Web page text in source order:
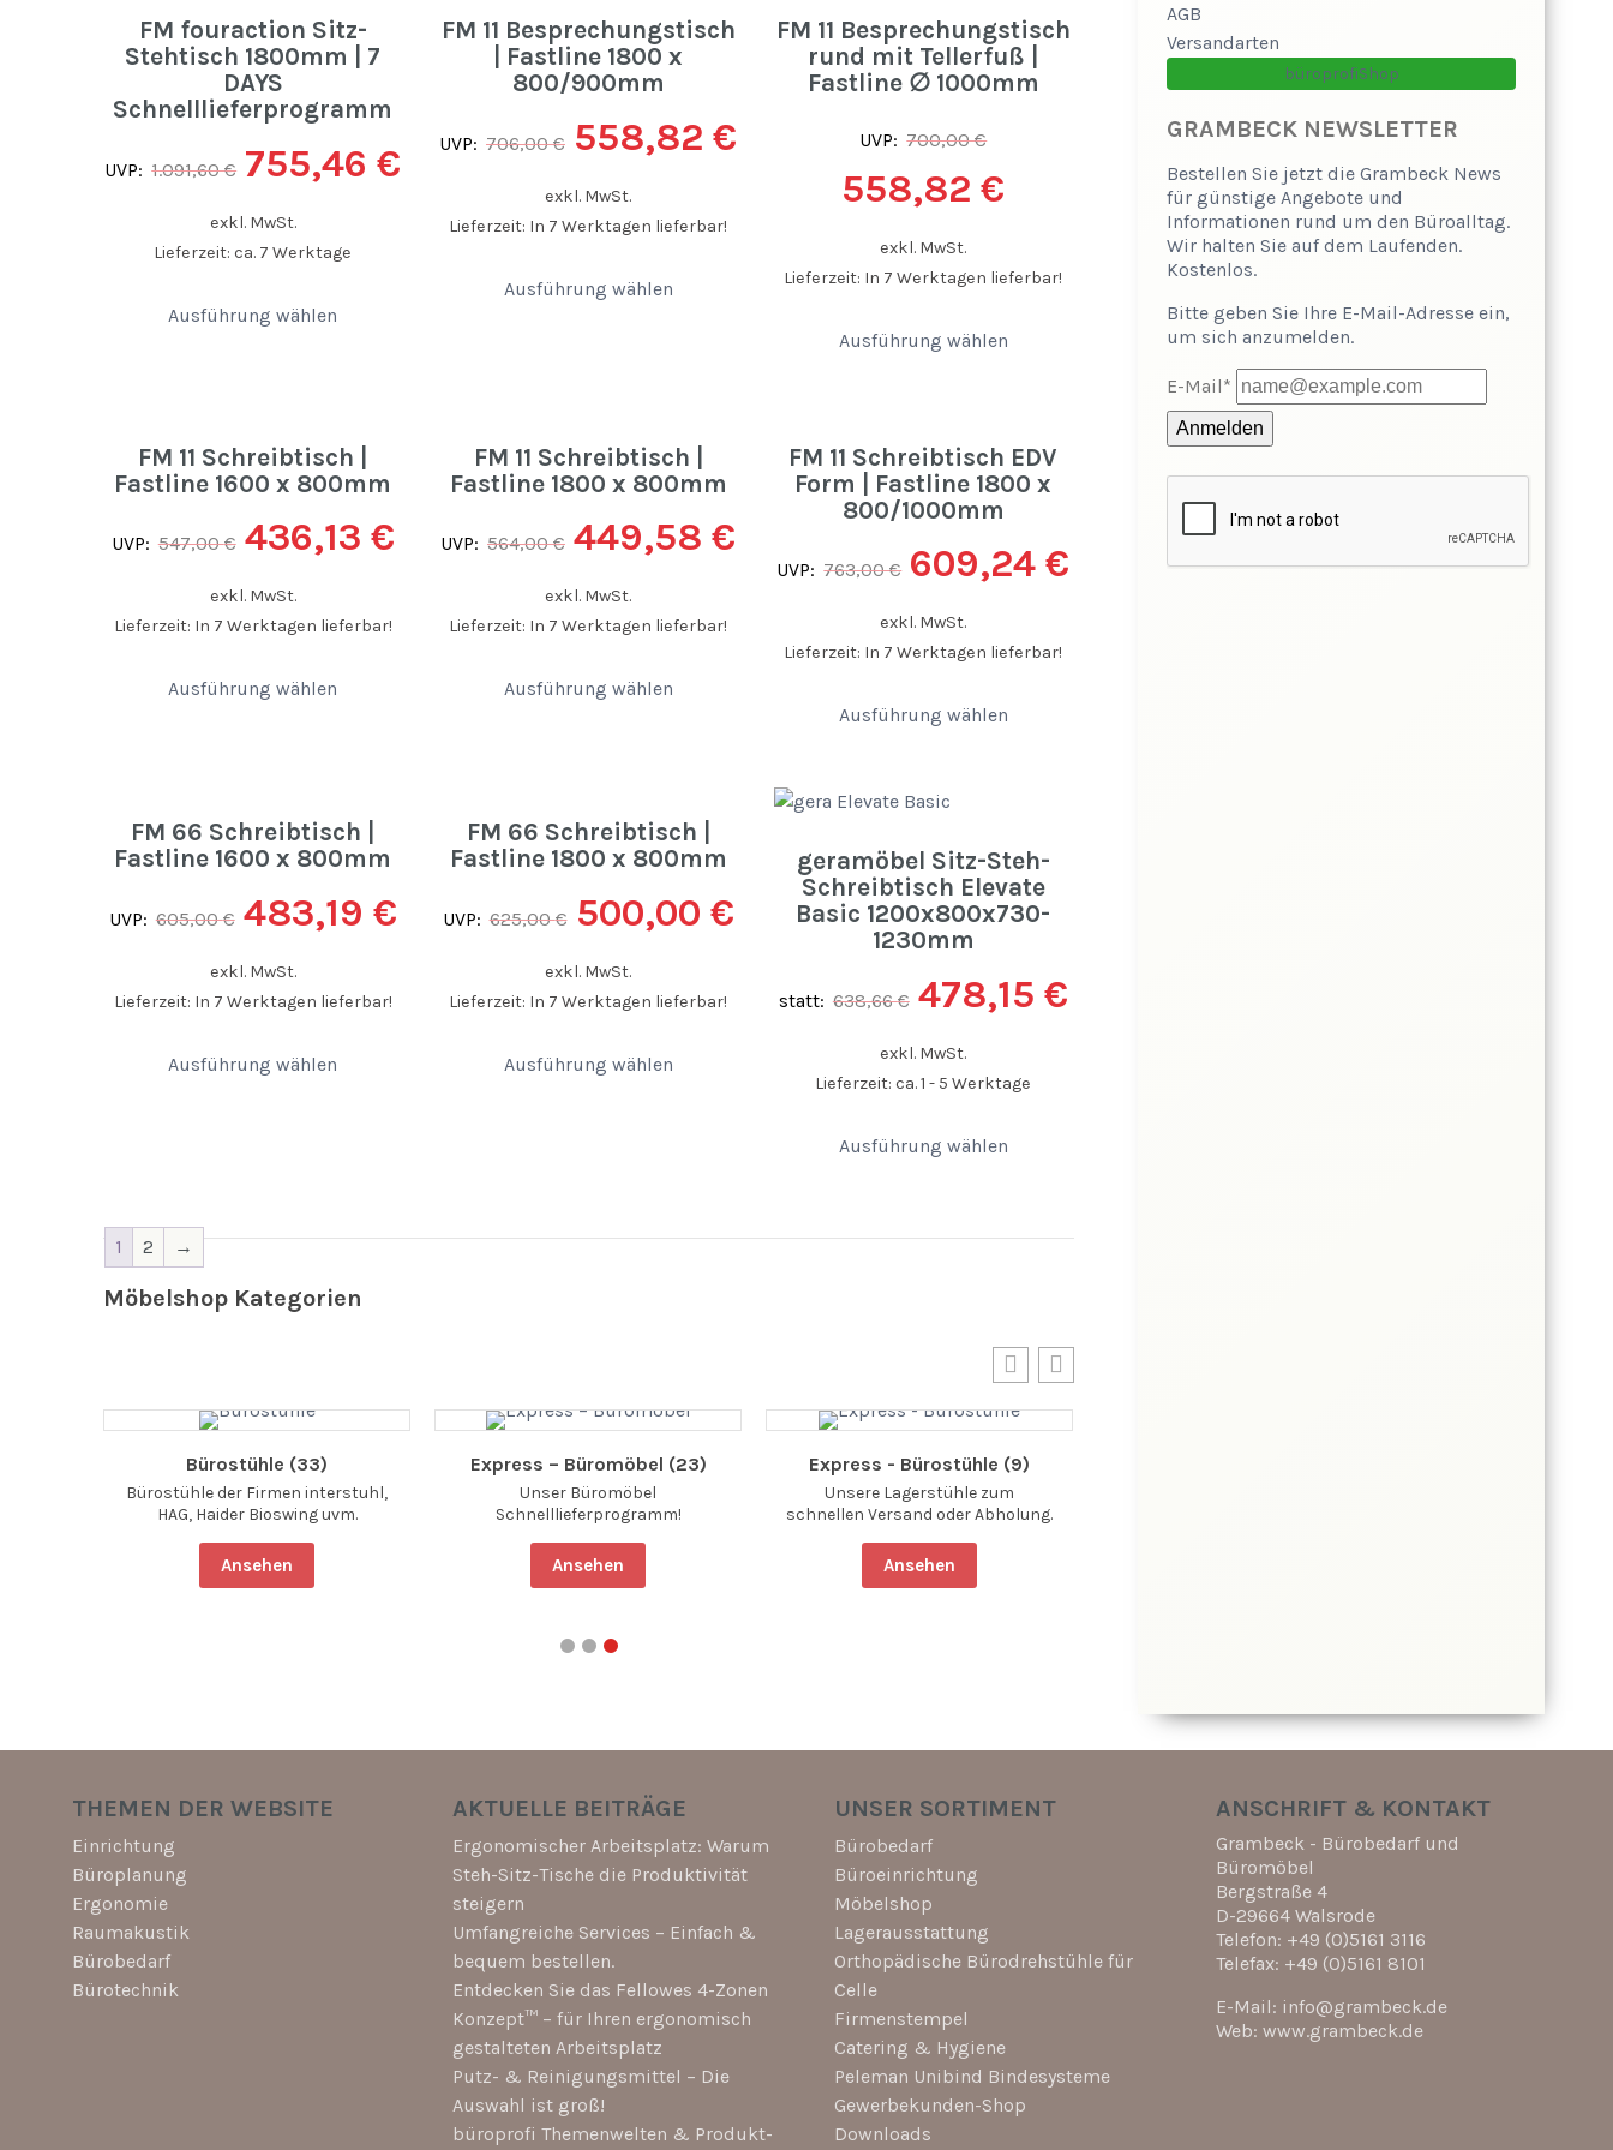
FM fouraction Sitz-
Stehtisch 1800mm | 7
DAYS
Schnelllieferprogramm
UVP: 1.091,60€ 755,46€
exkl. MwSt.
Lieferzeit: ca. 7 Werktage
Ausführung wählen
FM 11 Besprechungstisch
| Fastline 1800 x
800/900mm
UVP: 706,00€ 558,82 €
exkl. MwSt.
Lieferzeit: In 7 Werktagen lieferbar!
Ausführung wählen
FM 11 Besprechungstisch
rund mit Tellerfuß |
Fastline ∅ 1000mm
UVP: 700,00€
558,82€
exkl. MwSt.
Lieferzeit: In 7 Werktagen lieferbar!
Ausführung wählen
FM 11 Schreibtisch |
Fastline 1600 x 800mm
UVP: 547,00€ 436,13 €
exkl. MwSt.
Lieferzeit: In 7 Werktagen lieferbar!
Ausführung wählen
FM 11 Schreibtisch |
Fastline 1800 x 800mm
UVP: 564,00€ 449,58 €
exkl. MwSt.
Lieferzeit: In 7 Werktagen lieferbar!
Ausführung wählen
FM 11 Schreibtisch EDV
Form | Fastline 1800 x
800/1000mm
UVP: 763,00€ 609,24€
exkl. MwSt.
Lieferzeit: In 7 Werktagen lieferbar!
Ausführung wählen
FM 66 Schreibtisch |
Fastline 1600 x 800mm
UVP: 605,00€ 483,19 €
exkl. MwSt.
Lieferzeit: In 7 Werktagen lieferbar!
Ausführung wählen
FM 66 Schreibtisch |
Fastline 1800 x 800mm
UVP: 625,00€ 500,00 €
exkl. MwSt.
Lieferzeit: In 7 Werktagen lieferbar!
Ausführung wählen
geramöbel Sitz-Steh-
Schreibtisch Elevate
Basic 1200x800x730-
1230mm
statt: 638,66€ 478,15 €
exkl. MwSt.
Lieferzeit: ca. 1 - 5 Werktage
Ausführung wählen
1 2 →
Möbelshop Kategorien
Bürostühle (33)
Bürostühle der Firmen interstuhl,
HAG, Haider Bioswing uvm.
Ansehen
Express – Büromöbel (23)
Unser Büromöbel
Schnelllieferprogramm!
Ansehen
Express - Bürostühle (9)
Unsere Lagerstühle zum
schnellen Versand oder Abholung.
Ansehen
AGB
Versandarten
büroprofiShop
GRAMBECK NEWSLETTER
Bestellen Sie jetzt die Grambeck News
für günstige Angebote und
Informationen rund um den Büroalltag.
Wir halten Sie auf dem Laufenden.
Kostenlos.
Bitte geben Sie Ihre E-Mail-Adresse ein,
um sich anzumelden.
E-Mail*
Anmelden
THEMEN DER WEBSITE
Einrichtung
Büroplanung
Ergonomie
Raumakustik
Bürobedarf
Bürotechnik
AKTUELLE BEITRÄGE
Ergonomischer Arbeitsplatz: Warum
Steh-Sitz-Tische die Produktivität
steigern
Umfangreiche Services – Einfach &
bequem bestellen.
Entdecken Sie das Fellowes 4-Zonen
Konzept™ – für Ihren ergonomisch
gestalteten Arbeitsplatz
Putz- & Reinigungsmittel – Die
Auswahl ist groß!
büroprofi Themenwelten & Produkt-
UNSER SORTIMENT
Bürobedarf
Büroeinrichtung
Möbelshop
Lagerausstattung
Orthopädische Bürodrehstühle für
Celle
Firmenstempel
Catering & Hygiene
Peleman Unibind Bindesysteme
Gewerbekunden-Shop
Downloads
ANSCHRIFT & KONTAKT
Grambeck - Bürobedarf und
Büromöbel
Bergstraße 4
D-29664 Walsrode
Telefon: +49 (0)5161 3116
Telefax: +49 (0)5161 8101
E-Mail: info@grambeck.de
Web: www.grambeck.de